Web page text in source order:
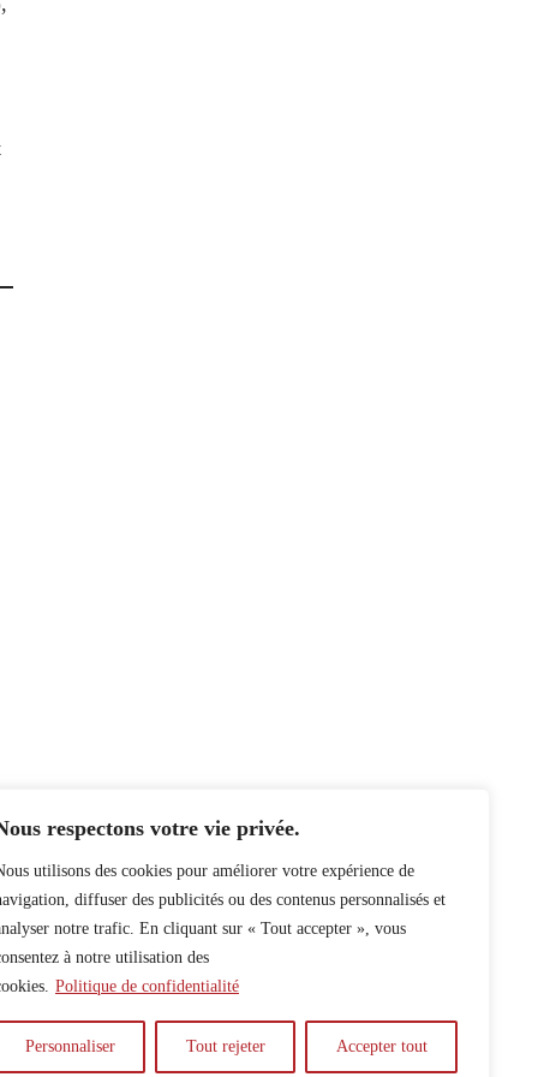
respectons votre vie privée.
utilisons des cookies pour améliorer votre expérience de
diffuser des publicités ou des contenus personnalisés et
notre trafic. En cliquant sur « Tout accepter », vous
à notre utilisation des
Politique de confidentialité
Personnaliser Tout rejeter Accepter tout